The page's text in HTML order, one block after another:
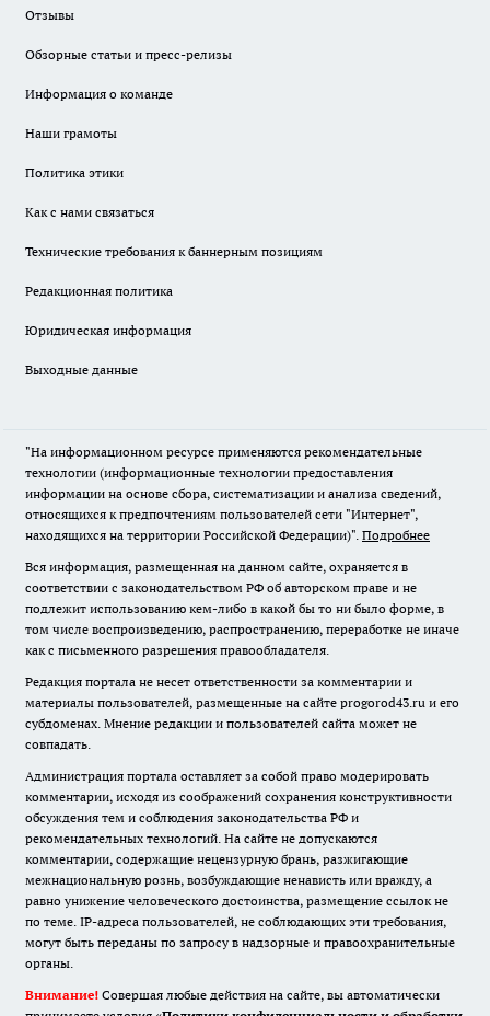
Отзывы
Обзорные статьи и пресс-релизы
Информация о команде
Наши грамоты
Политика этики
Как с нами связаться
Технические требования к баннерным позициям
Редакционная политика
Юридическая информация
Выходные данные
"На информационном ресурсе применяются рекомендательные
технологии (информационные технологии предоставления
информации на основе сбора, систематизации и анализа сведений,
относящихся к предпочтениям пользователей сети "Интернет",
находящихся на территории Российской Федерации)". Подробнее
Вся информация, размещенная на данном сайте, охраняется в
соответствии с законодательством РФ об авторском праве и не
подлежит использованию кем-либо в какой бы то ни было форме, в
том числе воспроизведению, распространению, переработке не иначе
как с письменного разрешения правообладателя.
Редакция портала не несет ответственности за комментарии и
материалы пользователей, размещенные на сайте progorod43.ru и его
субдоменах. Мнение редакции и пользователей сайта может не
совпадать.
Администрация портала оставляет за собой право модерировать
комментарии, исходя из соображений сохранения конструктивности
обсуждения тем и соблюдения законодательства РФ и
рекомендательных технологий. На сайте не допускаются
комментарии, содержащие нецензурную брань, разжигающие
межнациональную рознь, возбуждающие ненависть или вражду, а
равно унижение человеческого достоинства, размещение ссылок не
по теме. IP-адреса пользователей, не соблюдающих эти требования,
могут быть переданы по запросу в надзорные и правоохранительные
органы.
Внимание! Совершая любые действия на сайте, вы автоматически